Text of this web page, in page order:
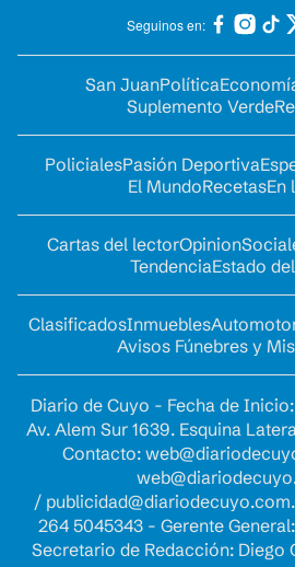
Seguinos en:
San JuanPolítica
Suplemento Verde
PolicialesPasión Deportiva
El MundoRecetasEn
Cartas del lectorOpinion
TendenciaEstado
ClasificadosInmuebles
Avisos Fúnebres y
Diario de Cuyo - Fecha de
Av. Alem Sur 1639. Esquina
Contacto:
/
264 5045343 - Gerente
Secretario de Redacción: Diego